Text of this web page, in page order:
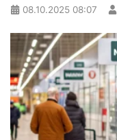
08.10.2025 08:07